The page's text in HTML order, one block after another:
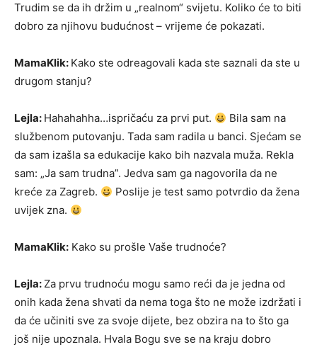
Trudim se da ih držim u „realnom“ svijetu. Koliko će to biti
dobro za njihovu budućnost – vrijeme će pokazati.
MamaKlik: Kako ste odreagovali kada ste saznali da ste u
drugom stanju?
Lejla: Hahahahha…ispričaću za prvi put.
Bila sam na
službenom putovanju. Tada sam radila u banci. Sjećam se
da sam izašla sa edukacije kako bih nazvala muža. Rekla
sam: „Ja sam trudna”. Jedva sam ga nagovorila da ne
kreće za Zagreb.
Poslije je test samo potvrdio da žena
uvijek zna.
MamaKlik: Kako su prošle Vaše trudnoće?
Lejla: Za prvu trudnoću mogu samo reći da je jedna od
onih kada žena shvati da nema toga što ne može izdržati i
da će učiniti sve za svoje dijete, bez obzira na to što ga
još nije upoznala. Hvala Bogu sve se na kraju dobro